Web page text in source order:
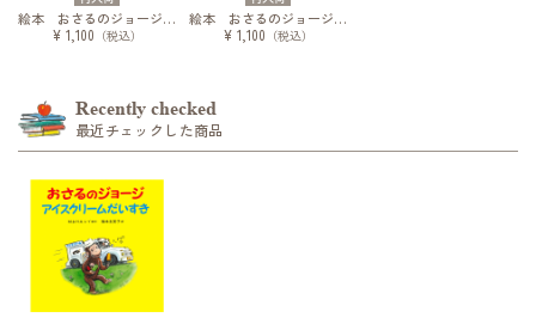
絵本 おさるのジョージ やきゅうじょうへいく
¥ 1,100 （税込）
絵本 おさるのジョージ すいぞくかんへいく
¥ 1,100 （税込）
Recently checked
最近チェックした商品